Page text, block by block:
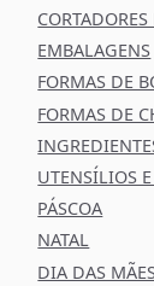
EMBALAGENS
FORMAS DE
FORMAS DE
UTENSÍLIOS
PÁSCOA
NATAL
DIA DAS